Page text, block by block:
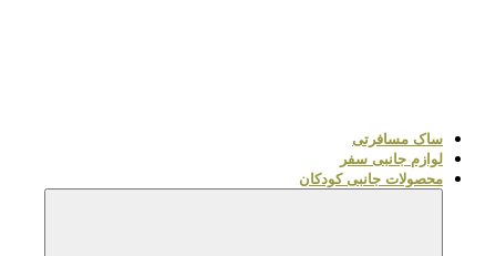
ساک مسافرتی
لوازم جانبی سفر
محصولات جانبی کودکان